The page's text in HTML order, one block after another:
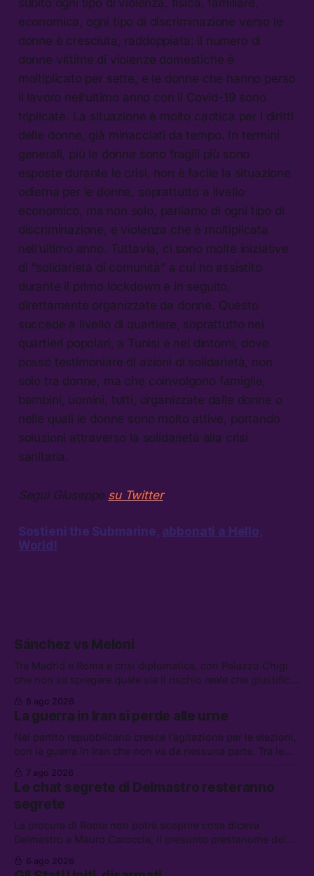
economica, ogni tipo di discriminazione verso le
donne è cresciuta, raddoppiata: il numero di
donne vittime di violenze domestiche è
moltiplicato per sette, e le donne che hanno perso
il lavoro nell’ultimo anno con il Covid-19 sono
triplicate. La situazione è molto caotica per i diritti
delle donne, già minacciati da tempo. In termini
generali, più le donne sono fragili più sono
esposte durante le crisi, non è facile la situazione
odierna per le donne, soprattutto a livello
economico, ma non solo, parliamo di ogni tipo di
discriminazione, e violenza che è moltiplicata
nell’ultimo anno. Tuttavia, ci sono molte iniziative
di “solidarietà di comunità” a cui ho assistito
durante il primo lockdown e in seguito,
direttamente organizzate da donne. Questo
succede a livello di quartiere, soprattutto nei
quartieri popolari, a Tunisi e nei dintorni, dove
posso testimoniare di azioni di solidarietà, non
solo tra donne, ma che coinvolgono famiglie,
bambini, uomini, tutti, organizzate dalle donne o
nelle quali le donne sono molto attive, portando
soluzioni attraverso la solidarietà alla crisi
sanitaria.
Segui Giuseppe su Twitter
Sostieni the Submarine, abbonati a Hello,
World!
Sánchez vs Meloni
Tra Madrid e Roma è crisi diplomatica, con Palazzo Chigi
che non sa spiegare quale sia il rischio reale che giustifica
di difesa tra Arabia Saudita, Pakistan e Turchia, la crisi del
carburante irregolare, e un altro caso di IA ribelle
8 ago 2026
La guerra in Iran si perde alle urne
Nel partito repubblicano cresce l’agitazione per le elezioni,
con la guerra in Iran che non va da nessuna parte. Tra le
lavoro, Schlein prova a mettere in sicurezza la coalizione, e
che cos’è lo “Spiralismo,” la religione degli agenti IA
7 ago 2026
Le chat segrete di Delmastro resteranno
segrete
La procura di Roma non potrà scoprire cosa diceva
Delmastro a Mauro Caroccia, il presunto prestanome del
attacchi in Libano, il governo chiederà 36 miliardi di
6 ago 2026